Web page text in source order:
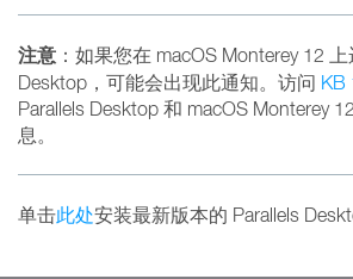
注意 ：如果您在 macOS Monterey 12
Desktop，可能会出现此通知。访问 KB
Parallels Desktop 和 macOS Monterey
息。
单击此处安装最新版本的 Parallels